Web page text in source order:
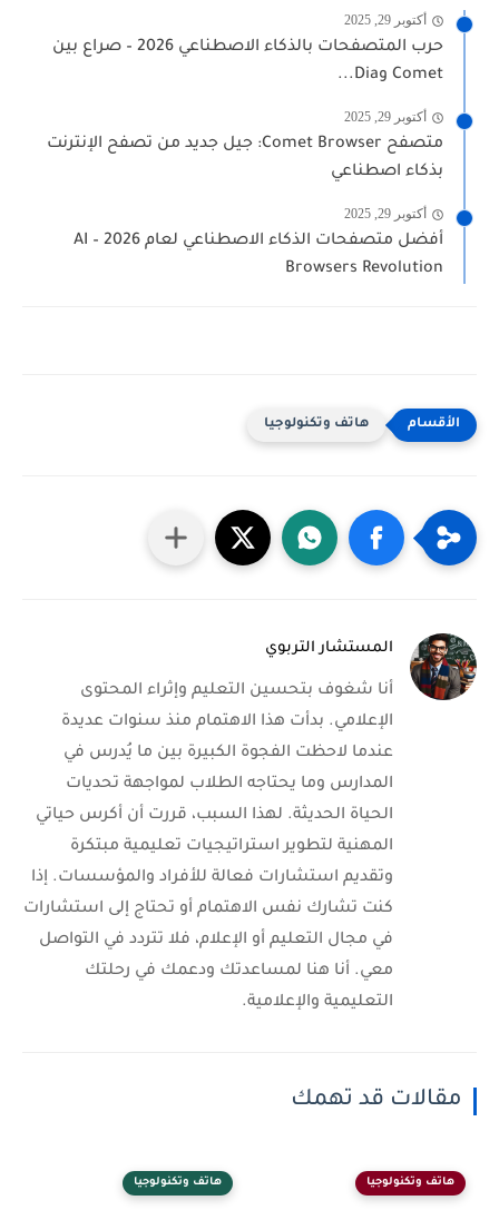
أكتوبر 29, 2025
حرب المتصفحات بالذكاء الاصطناعي 2026 – صراع بين
Comet وDia...
أكتوبر 29, 2025
متصفح Comet Browser: جيل جديد من تصفح الإنترنت
بذكاء اصطناعي
أكتوبر 29, 2025
أفضل متصفحات الذكاء الاصطناعي لعام 2026 – AI
Browsers Revolution
هاتف وتكنولوجيا
المستشار التربوي
أنا شغوف بتحسين التعليم وإثراء المحتوى
الإعلامي. بدأت هذا الاهتمام منذ سنوات عديدة
عندما لاحظت الفجوة الكبيرة بين ما يُدرس في
المدارس وما يحتاجه الطلاب لمواجهة تحديات
الحياة الحديثة. لهذا السبب، قررت أن أكرس حياتي
المهنية لتطوير استراتيجيات تعليمية مبتكرة
وتقديم استشارات فعالة للأفراد والمؤسسات. إذا
كنت تشارك نفس الاهتمام أو تحتاج إلى استشارات
في مجال التعليم أو الإعلام، فلا تتردد في التواصل
معي. أنا هنا لمساعدتك ودعمك في رحلتك
التعليمية والإعلامية.
مقالات قد تهمك
هاتف وتكنولوجيا هاتف وتكنولوجيا